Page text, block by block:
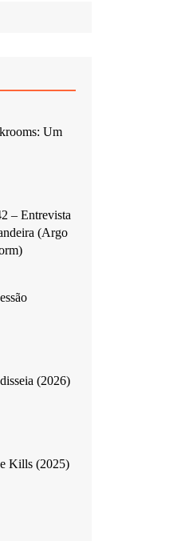
Um
– Entrevista
(Argo
(2026)
Kills (2025)